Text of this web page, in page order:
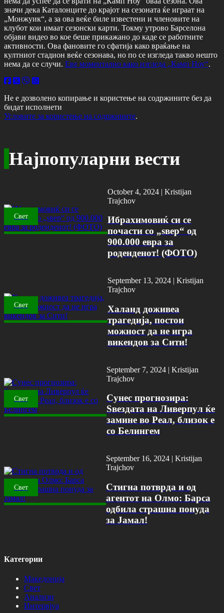
значи дека Каталонците до крајот на сезоната ќе играат на
„Монжуик“, а за ова веќе биле известени и членовите на
клубот кои имаат сезонски карти. Токму утрово Барселона
објави видео во кое беше прикажано до каде се работните
активности. Ова фановите го сфатија како враќање на
култниот стадион веќе сезонава, но по се изгледа такво нешто
нема да се случи. Еве моментално како изгледа „Камп Ноу“.
Не е дозволено копирање и користење на содржините без да
бидат исполнети
Условите за користење на содржините.
Најпопуларни вести
Свет
October 4, 2024 |Kristijan
Trajchov
Ибрахимовиќ си се
почасти со „ѕвер“ од
900.000 евра за
роденденот! (ФОТО)
Свет
September 13, 2024 | Kristijan
Trajchov
Халанд доживеа
трагедија, постои
можност да не игра
викендов за Сити!
Свет
September 7, 2024 | Kristijan
Trajchov
Сунес прогнозира:
Ѕвездата на Ливерпул ќе
замине во Реал, близок е
со Белингем
Свет
September 16, 2024 | Kristijan
Trajchov
Стигна потврда и од
агентот на Олмо: Барса
одбила страшна понуда
за Јамал!
Категории
Македонија
Свет
Анализи
Интервјуа